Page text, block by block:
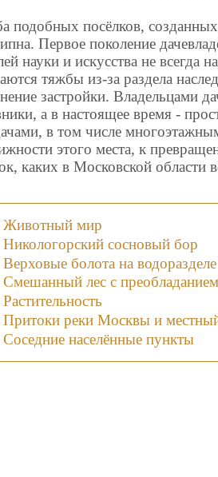
подобных посёлков,
Первое поколение
науки и искусства не всегда
тяжбы из-за раздела
застройки. Владельцами
а в настоящее время -
в том числе
этого места, к
каких в Московской области
Животный мир
Никологорский сосновый бор
Верховые болота на
Смешанный лес с
Растительность
Притоки реки Москвы и
Соседние населённые пункты